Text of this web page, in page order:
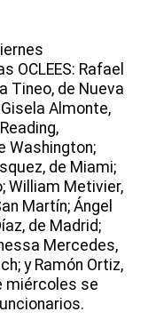
Rafael
Tineo, de Nueva
Almonte,
Washington;
de Miami;
William Metivier,
Martín; Ángel
de Madrid;
Mercedes,
y Ramón Ortiz,
miércoles se